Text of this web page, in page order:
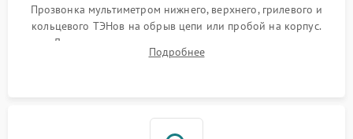
Прозвонка мультиметром нижнего, верхнего, грилевого и
кольцевого ТЭНов на обрыв цепи или пробой на корпус.
Диагностика термостата, датчиков температуры,
переключателя режимов и мотора конвекции.
Подробнее